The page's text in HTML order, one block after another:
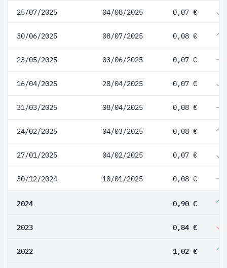
25/07/2025 04/08/2025 0,07 €
30/06/2025 08/07/2025 0,08 €
23/05/2025 03/06/2025 0,07 €
16/04/2025 28/04/2025 0,07 €
31/03/2025 08/04/2025 0,08 €
24/02/2025 04/03/2025 0,08 €
27/01/2025 04/02/2025 0,07 €
30/12/2024 10/01/2025 0,08 €
2024 0,90 €
2023 0,84 €
2022 1,02 €